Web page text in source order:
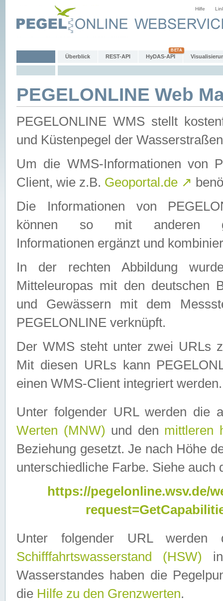
Hilfe
Überblick REST-API HyDAS-API
PEGELONLINE Web
PEGELONLINE WMS stellt
und Küstenpegel der
Um die WMS-Informationen von
Client, wie z.B. Geoportal.de ↗
Die Informationen von
können so mit anderen
Informationen ergänzt und
In der rechten Abbildung
Mitteleuropas mit den deutschen
und Gewässern mit dem
PEGELONLINE verknüpft.
Der WMS steht unter zwei URLs
Mit diesen URLs kann
einen WMS-Client integriert werden.
Unter folgender URL werden die
Werten (MNW) und den mittleren
Beziehung gesetzt. Je nach Höhe
unterschiedliche Farbe. Siehe auch
https://pegelonline.wsv.de/
Unter folgender URL
Schifffahrtswasserstand (HSW)
Wasserstandes haben die
die Hilfe zu den Grenzwerten.